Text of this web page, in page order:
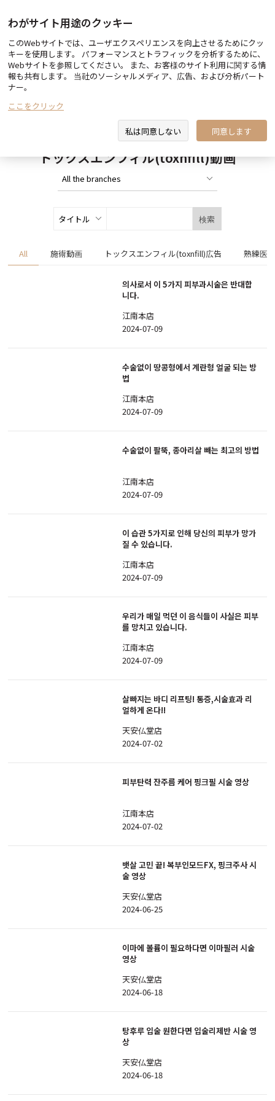
トックスエンフィル(toxnfill)ビュー
ティーグループ
医師＆スタッフ紹介
トックスエンフィル(toxnfill)動画
トックスエンフィル(toxnfill)動画
検索
All 施術動画 トックスエンフィル(toxnfill)広告 熟練医
의사로서 이 5가지 피부과시술은 반대합
니다.
江南本店
2024-07-09
수술없이 땅콩형에서 계란형 얼굴 되는 방
법
江南本店
2024-07-09
수술없이 팔뚝, 종아리살 빼는 최고의 방법
江南本店
2024-07-09
이 습관 5가지로 인해 당신의 피부가 망가
질 수 있습니다.
江南本店
2024-07-09
우리가 매일 먹던 이 음식들이 사실은 피부
를 망치고 있습니다.
江南本店
2024-07-09
살빠지는 바디 리프팅! 통증,시술효과 리
얼하게 온다!!
天安仏堂店
2024-07-02
피부탄력 잔주름 케어 핑크필 시술 영상
江南本店
2024-07-02
뱃살 고민 끝! 복부인모드FX, 핑크주사 시
술 영상
天安仏堂店
2024-06-25
이마에 볼륨이 필요하다면 이마필러 시술
영상
天安仏堂店
2024-06-18
탕후루 입술 원한다면 입술리제반 시술 영
상
天安仏堂店
2024-06-18
わがサイト用途のクッキー
このWebサイトでは、ユーザエクスペリエンスを向上させるためにクッ
キーを使用します。 パフォーマンスとトラフィックを分析するために、
Webサイトを参照してください。 また、お客様のサイト利用に関する情
報も共有します。 当社のソーシャルメディア、広告、および分析パート
ナー。
ここをクリック
私は同意しない 同意します